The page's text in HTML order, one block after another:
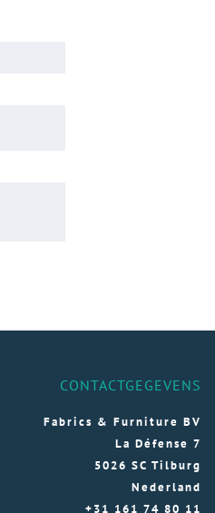
CONTACTGEGEVENS
Fabrics & Furniture BV
La Défense 7
5026 SC Tilburg
Nederland
+31 161 74 80 11